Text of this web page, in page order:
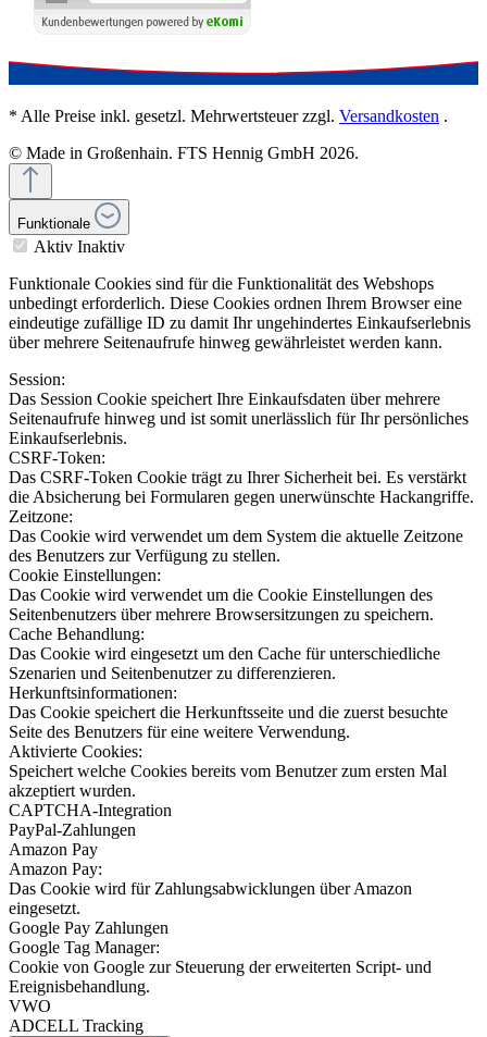
* Alle Preise inkl. gesetzl. Mehrwertsteuer zzgl. Versandkosten .
© Made in Großenhain. FTS Hennig GmbH 2026.
Funktionale
Aktiv Inaktiv
Funktionale Cookies sind für die Funktionalität des Webshops
unbedingt erforderlich. Diese Cookies ordnen Ihrem Browser eine
eindeutige zufällige ID zu damit Ihr ungehindertes Einkaufserlebnis
über mehrere Seitenaufrufe hinweg gewährleistet werden kann.
Session:
Das Session Cookie speichert Ihre Einkaufsdaten über mehrere
Seitenaufrufe hinweg und ist somit unerlässlich für Ihr persönliches
Einkaufserlebnis.
CSRF-Token:
Das CSRF-Token Cookie trägt zu Ihrer Sicherheit bei. Es verstärkt
die Absicherung bei Formularen gegen unerwünschte Hackangriffe.
Zeitzone:
Das Cookie wird verwendet um dem System die aktuelle Zeitzone
des Benutzers zur Verfügung zu stellen.
Cookie Einstellungen:
Das Cookie wird verwendet um die Cookie Einstellungen des
Seitenbenutzers über mehrere Browsersitzungen zu speichern.
Cache Behandlung:
Das Cookie wird eingesetzt um den Cache für unterschiedliche
Szenarien und Seitenbenutzer zu differenzieren.
Herkunftsinformationen:
Das Cookie speichert die Herkunftsseite und die zuerst besuchte
Seite des Benutzers für eine weitere Verwendung.
Aktivierte Cookies:
Speichert welche Cookies bereits vom Benutzer zum ersten Mal
akzeptiert wurden.
CAPTCHA-Integration
PayPal-Zahlungen
Amazon Pay
Amazon Pay:
Das Cookie wird für Zahlungsabwicklungen über Amazon
eingesetzt.
Google Pay Zahlungen
Google Tag Manager:
Cookie von Google zur Steuerung der erweiterten Script- und
Ereignisbehandlung.
VWO
ADCELL Tracking